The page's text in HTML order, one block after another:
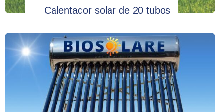
Calentador solar de 20 tubos